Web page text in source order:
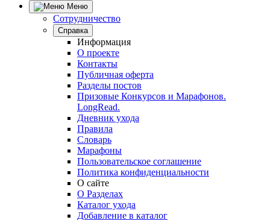
Меню
Сотрудничество
Справка
Информация
О проекте
Контакты
Публичная оферта
Разделы постов
Призовые Конкурсов и Марафонов.
LongRead.
Дневник ухода
Правила
Словарь
Марафоны
Пользовательское соглашение
Политика конфиденциальности
О сайте
О Разделах
Каталог ухода
Добавление в каталог